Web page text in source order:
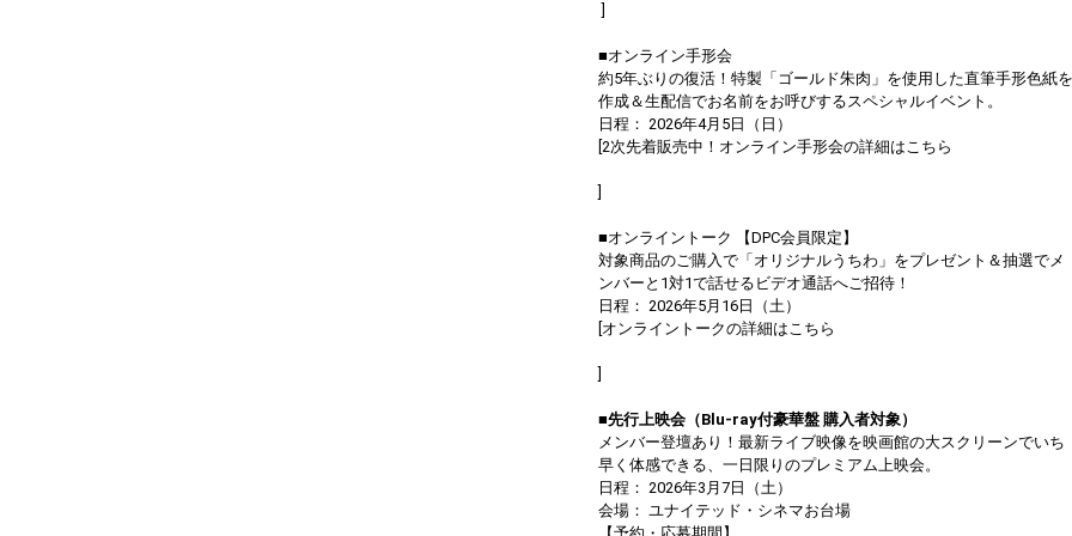
■オンライン手形会
約5年ぶりの復活！特製「ゴールド朱肉」を使用した直筆手形色紙を
作成＆生配信でお名前をお呼びするスペシャルイベント。
日程： 2026年4月5日（日）
[2次先着販売中！オンライン手形会の詳細はこちら
■オンライントーク 【DPC会員限定】
対象商品のご購入で「オリジナルうちわ」をプレゼント＆抽選でメ
ンバーと1対1で話せるビデオ通話へご招待！
日程： 2026年5月16日（土）
[オンライントークの詳細はこちら
■先行上映会（Blu-ray付豪華盤 購入者対象）
メンバー登壇あり！最新ライブ映像を映画館の大スクリーンでいち
早く体感できる、一日限りのプレミアム上映会。
日程： 2026年3月7日（土）
会場： ユナイテッド・シネマお台場